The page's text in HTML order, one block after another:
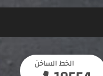
الخط الساخن